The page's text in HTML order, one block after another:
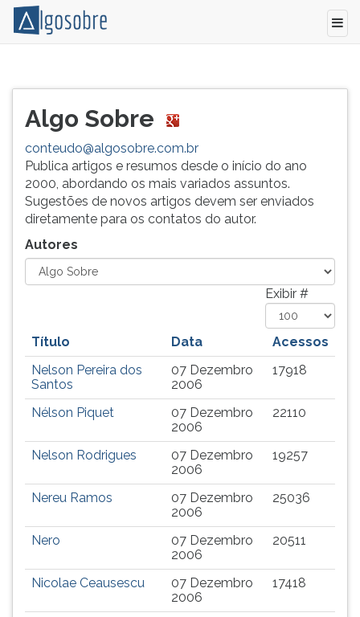
de
todos
autores
colaboradores
Algo
TAB
depois
ouvir
conteúdo
desta
Para
leitura
pressione
depois
Para
pausar
leitura
(primeira
tecla
Algo Sobre
conteudo@algosobre.com.br
Publica artigos e resumos desde o início do ano
2000, abordando os mais variados assuntos.
Sugestões de novos artigos devem ser enviados
diretamente para os contatos do autor.
Autores
Exibir #
Título Data
Acessos
Nelson Pereira dos
Santos
07 Dezembro
2006
17918
Nélson Piquet
07 Dezembro
2006
22110
Nelson Rodrigues
07 Dezembro
2006
19257
Nereu Ramos
07 Dezembro
2006
25036
Nero
07 Dezembro
2006
20511
Nicolae Ceausescu
07 Dezembro
2006
17418